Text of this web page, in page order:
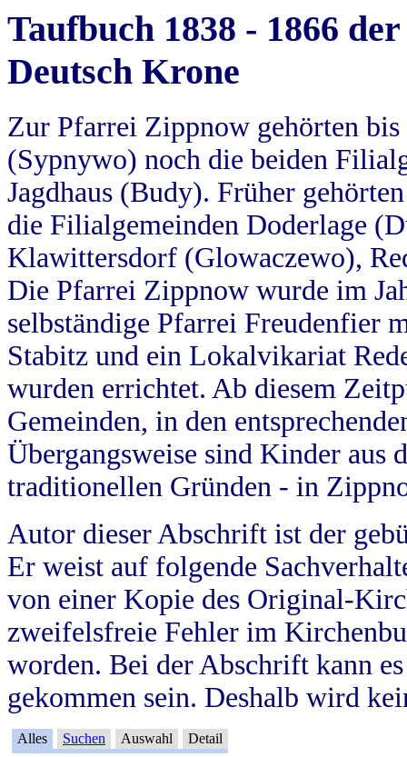
Taufbuch 1838 - 1866
Deutsch Krone
Zur Pfarrei Zippnow gehörten
(Sypnywo) noch die beiden
Jagdhaus (Budy). Früher
die Filialgemeinden Doderlage
Klawittersdorf (Glowaczewo),
Die Pfarrei Zippnow wurde im
selbständige Pfarrei Freudenfier
Stabitz und ein Lokalvikariat
wurden errichtet. Ab diesem
Gemeinden, in den
Übergangsweise sind Kinder aus
traditionellen Gründen - in
Autor dieser Abschrift ist der
Er weist auf folgende
von einer Kopie des Original-
zweifelsfreie Fehler im
worden. Bei der Abschrift kann
gekommen sein. Deshalb wird
Alles Suchen Auswahl Detail